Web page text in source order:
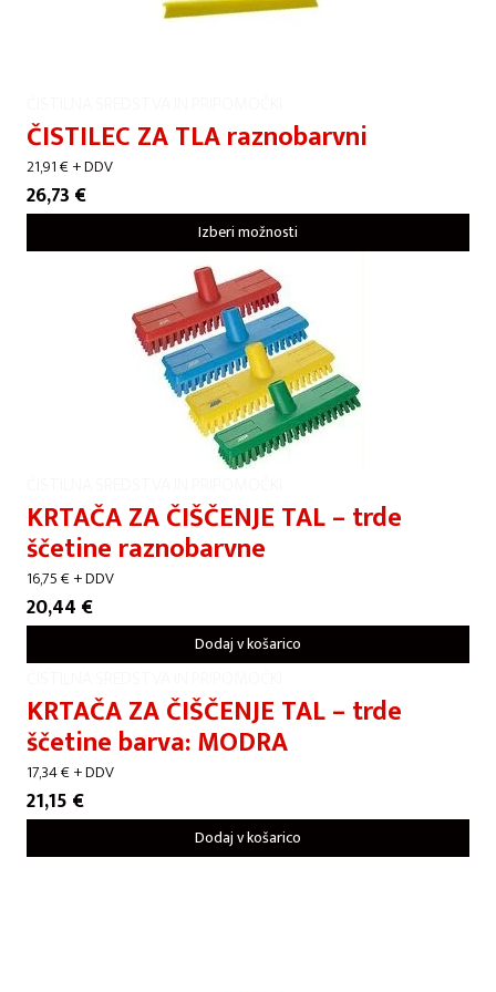
ČISTILEC ZA TLA raznobarvni
21,91€+ DDV
26,73 €
Izberi možnosti
KRTAČA ZA ČIŠČENJE TAL – trde
ščetine raznobarvne
16,75€+ DDV
20,44 €
Dodaj v košarico
KRTAČA ZA ČIŠČENJE TAL – trde
ščetine barva: MODRA
17,34€+ DDV
21,15 €
Dodaj v košarico